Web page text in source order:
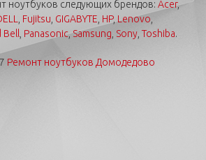
ноутбуков следующих брендов: Acer,
Fujitsu GIGABYTE HP, Lenovo
Panasonic,Samsung Sony Toshiba.
Ремонт ноутбуков Домодедово